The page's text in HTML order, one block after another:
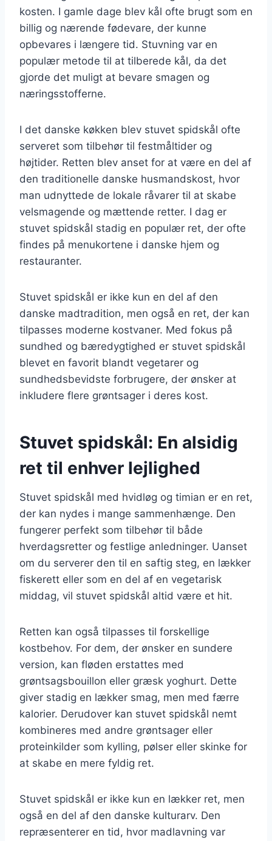
kosten. I gamle dage blev kål ofte brugt som en
billig og nærende fødevare, der kunne
opbevares i længere tid. Stuvning var en
populær metode til at tilberede kål, da det
gjorde det muligt at bevare smagen og
næringsstofferne.
I det danske køkken blev stuvet spidskål ofte
serveret som tilbehør til festmåltider og
højtider. Retten blev anset for at være en del af
den traditionelle danske husmandskost, hvor
man udnyttede de lokale råvarer til at skabe
velsmagende og mættende retter. I dag er
stuvet spidskål stadig en populær ret, der ofte
findes på menukortene i danske hjem og
restauranter.
Stuvet spidskål er ikke kun en del af den
danske madtradition, men også en ret, der kan
tilpasses moderne kostvaner. Med fokus på
sundhed og bæredygtighed er stuvet spidskål
blevet en favorit blandt vegetarer og
sundhedsbevidste forbrugere, der ønsker at
inkludere flere grøntsager i deres kost.
Stuvet spidskål: En alsidig
ret til enhver lejlighed
Stuvet spidskål med hvidløg og timian er en ret,
der kan nydes i mange sammenhænge. Den
fungerer perfekt som tilbehør til både
hverdagsretter og festlige anledninger. Uanset
om du serverer den til en saftig steg, en lækker
fiskerett eller som en del af en vegetarisk
middag, vil stuvet spidskål altid være et hit.
Retten kan også tilpasses til forskellige
kostbehov. For dem, der ønsker en sundere
version, kan fløden erstattes med
grøntsagsbouillon eller græsk yoghurt. Dette
giver stadig en lækker smag, men med færre
kalorier. Derudover kan stuvet spidskål nemt
kombineres med andre grøntsager eller
proteinkilder som kylling, pølser eller skinke for
at skabe en mere fyldig ret.
Stuvet spidskål er ikke kun en lækker ret, men
også en del af den danske kulturarv. Den
repræsenterer en tid, hvor madlavning var